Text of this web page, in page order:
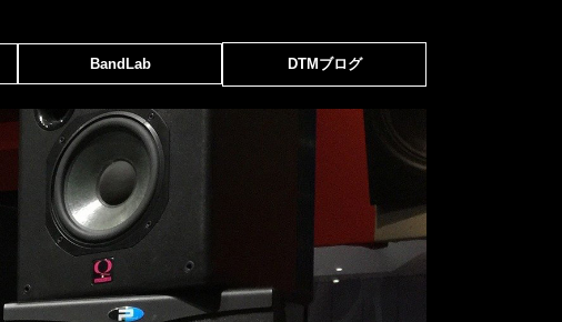
BandLab DTMブログ